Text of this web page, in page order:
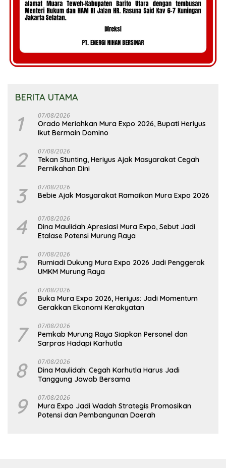
BERITA UTAMA
1 07/08/2026
Orado Meriahkan Mura Expo 2026, Bupati Heriyus
Ikut Bermain Domino
2 07/08/2026
Tekan Stunting, Heriyus Ajak Masyarakat Cegah
Pernikahan Dini
3 07/08/2026
Bebie Ajak Masyarakat Ramaikan Mura Expo 2026
4 07/08/2026
Dina Maulidah Apresiasi Mura Expo, Sebut Jadi
Etalase Potensi Murung Raya
5 07/08/2026
Rumiadi Dukung Mura Expo 2026 Jadi Penggerak
UMKM Murung Raya
6 07/08/2026
Buka Mura Expo 2026, Heriyus: Jadi Momentum
Gerakkan Ekonomi Kerakyatan
7 07/08/2026
Pemkab Murung Raya Siapkan Personel dan
Sarpras Hadapi Karhutla
8 07/08/2026
Dina Maulidah: Cegah Karhutla Harus Jadi
Tanggung Jawab Bersama
9 07/08/2026
Mura Expo Jadi Wadah Strategis Promosikan
Potensi dan Pembangunan Daerah